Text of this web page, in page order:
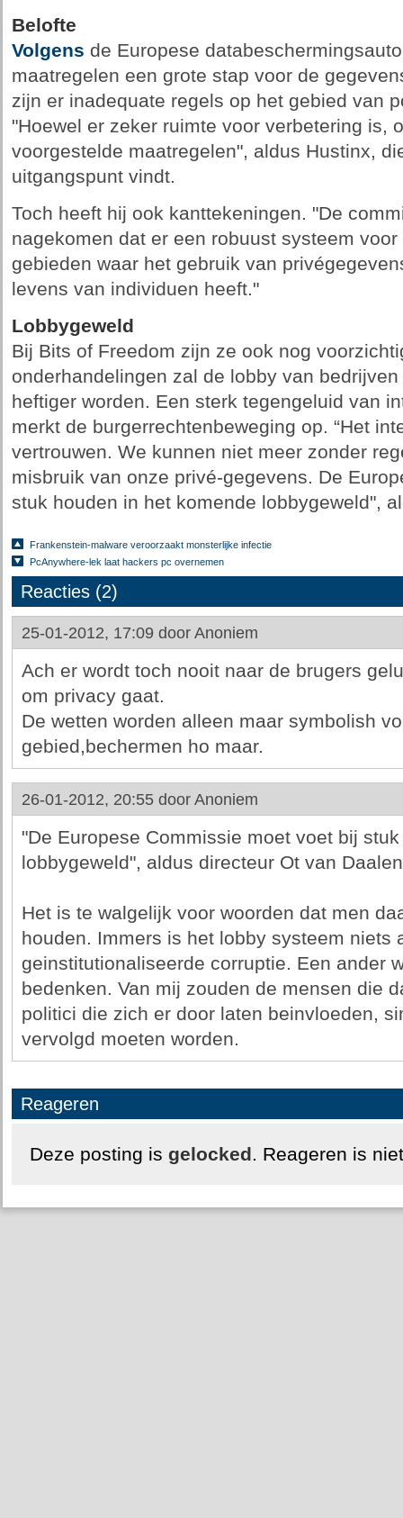
Belofte
Volgens de Europese
maatregelen een grote stap voor de
zijn er inadequate regels op het gebied van
"Hoewel er zeker ruimte voor verbetering is,
voorgestelde maatregelen", aldus Hustinx,
uitgangspunt vindt.
Toch heeft hij ook kanttekeningen. "De
nagekomen dat er een robuust systeem
gebieden waar het gebruik van
levens van individuen heeft."
Lobbygeweld
Bij Bits of Freedom zijn ze ook nog
onderhandelingen zal de lobby van
heftiger worden. Een sterk tegengeluid van
merkt de burgerrechtenbeweging op. “Het
vertrouwen. We kunnen niet meer zonder
misbruik van onze privé-gegevens. De
stuk houden in het komende lobbygeweld",
Frankenstein-malware veroorzaakt monsterlijke infectie
PcAnywhere-lek laat hackers pc overnemen
Reacties (2)
25-01-2012, 17:09 door Anoniem
Ach er wordt toch nooit naar de brugers
om privacy gaat.
De wetten worden alleen maar symbolish
gebied,bechermen ho maar.
26-01-2012, 20:55 door Anoniem
"De Europese Commissie moet voet bij
lobbygeweld", aldus directeur Ot van
Het is te walgelijk voor woorden dat men
houden. Immers is het lobby systeem niets
geinstitutionaliseerde corruptie. Een ander
bedenken. Van mij zouden de mensen die
politici die zich er door laten beinvloeden,
vervolgd moeten worden.
Reageren
Deze posting is gelocked. Reageren is